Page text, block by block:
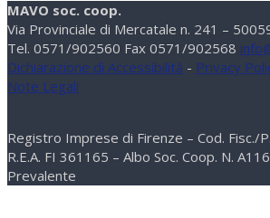
MAVO soc. coop.
Via Provinciale di Mercatale n. 241 –
Tel. 0571/902560 Fax 0571/902568
Dichiarazione di Accessibilità - Privacy
Note Legali
Registro Imprese di Firenze – Cod. Fisc./
R.E.A. FI 361165 – Albo Soc. Coop. N.
Prevalente